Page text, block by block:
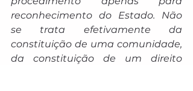
reconhecimento do Estado. Não
se trata efetivamente da
constituição de uma comunidade,
da constituição de um direito